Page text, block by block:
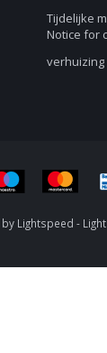
Tijdelijke
Notice for
verhuizing
by Lightspeed -